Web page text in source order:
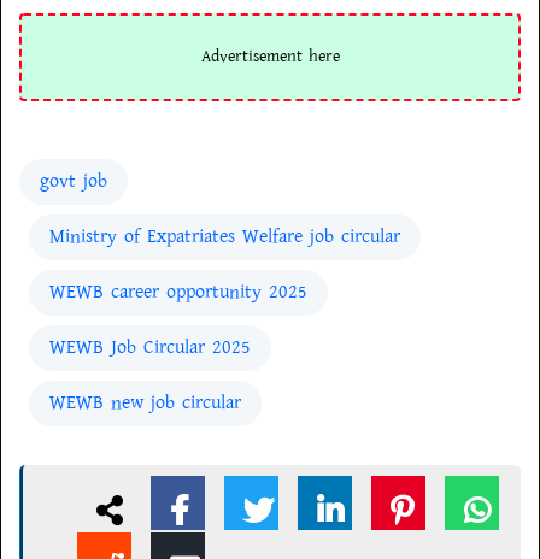
govt job
Ministry of Expatriates Welfare job circular
WEWB career opportunity 2025
WEWB Job Circular 2025
WEWB new job circular